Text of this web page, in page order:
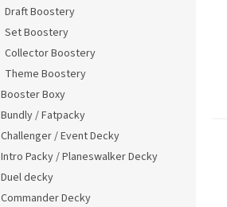
Draft Boostery
Set Boostery
Collector Boostery
Theme Boostery
Booster Boxy
Bundly / Fatpacky
Challenger / Event Decky
Intro Packy / Planeswalker Decky
Duel decky
Commander Decky